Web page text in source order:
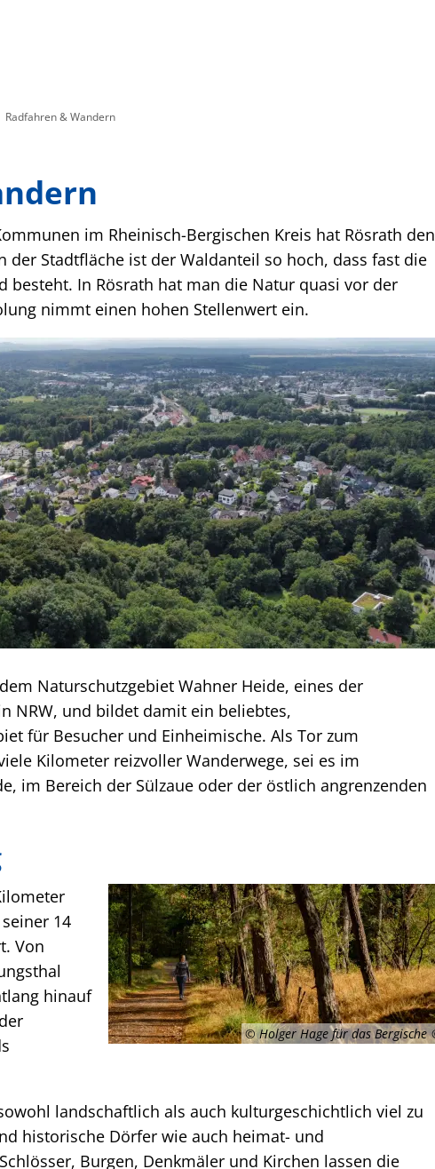
Radfahren & Wandern
im Rheinisch-Bergischen Kreis hat Rösrath den
der Stadtfläche ist der Waldanteil so hoch, dass fast die
besteht. In Rösrath hat man die Natur quasi vor der
nimmt einen hohen Stellenwert ein.
Naturschutzgebiet Wahner Heide, eines der
NRW, und bildet damit ein beliebtes,
für Besucher und Einheimische. Als Tor zum
Kilometer reizvoller Wanderwege, sei es im
im Bereich der Sülzaue oder der östlich angrenzenden
© Holger Hage für das Bergische
14
Von
hinauf
landschaftlich als auch kulturgeschichtlich viel zu
historische Dörfer wie auch heimat- und
Burgen, Denkmäler und Kirchen lassen die